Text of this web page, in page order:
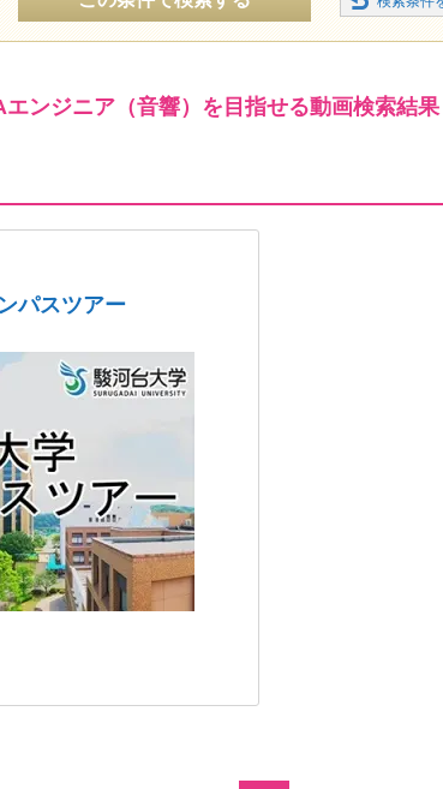
ンジニア（音響）を目指せる動画検索結果
パスツアー